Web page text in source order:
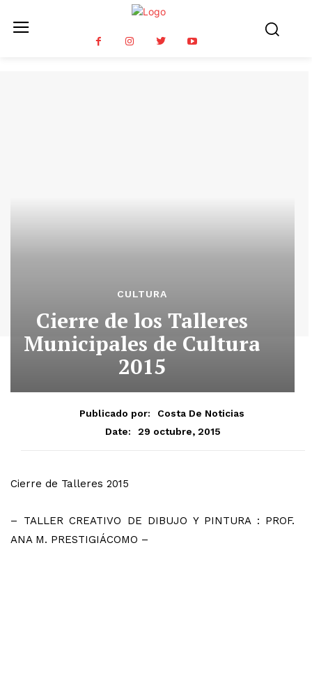
CULTURA
Cierre de los Talleres
Municipales de Cultura
2015
Publicado por:
Costa De Noticias
Date:
29 octubre, 2015
Cierre de Talleres 2015
– TALLER CREATIVO DE DIBUJO Y PINTURA : PROF.
ANA M. PRESTIGIÁCOMO –